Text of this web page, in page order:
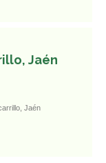
Jaén
Jaén